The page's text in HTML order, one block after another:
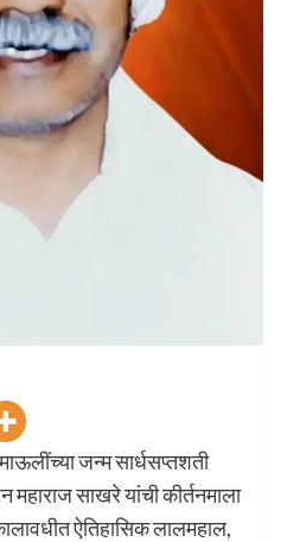
जन्म सार्धसप्तशती
महाराज साखरे यांची कीर्तनमाला
ऐतिहासिक लालमहाल,